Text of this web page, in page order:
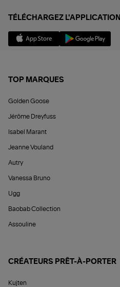
TÉLÉCHARGEZ L'APPLICATION
TOP MARQUES
Golden Goose
Jérôme Dreyfuss
Isabel Marant
Jeanne Vouland
Autry
Vanessa Bruno
Ugg
Baobab Collection
Assouline
CRÉATEURS PRÊT-À-PORTER
Kujten